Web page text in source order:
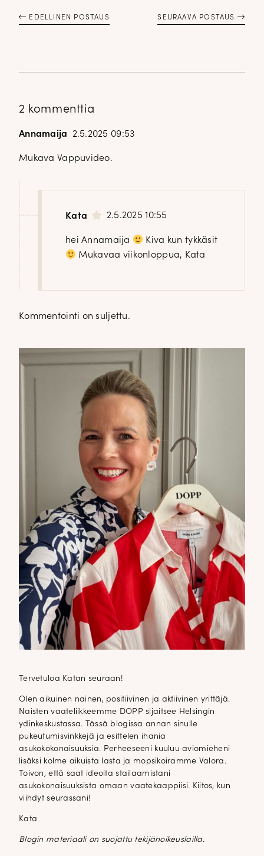
EDELLINEN POSTAUS SEURAAVA POSTAUS
2 kommenttia
Annamaija 2.5.2025 09:53
Mukava Vappuvideo.
Kata 2.5.2025 10:55
hei Annamaija
Kiva kun tykkäsit
Mukavaa viikonloppua, Kata
Kommentointi on suljettu.
Tervetuloa Katan seuraan!
Olen aikuinen nainen, positiivinen ja aktiivinen yrittäjä.
Naisten vaateliikkeemme DOPP sijaitsee Helsingin
ydinkeskustassa. Tässä blogissa annan sinulle
pukeutumisvinkkejä ja esittelen ihania
asukokokonaisuuksia. Perheeseeni kuuluu aviomieheni
lisäksi kolme aikuista lasta ja mopsikoiramme Valora.
Toivon, että saat ideoita stailaamistani
asukokonaisuuksista omaan vaatekaappiisi. Kiitos, kun
viihdyt seurassani!
Kata
Blogin materiaali on suojattu tekijänoikeuslailla.
DOPP tyylikirje!
näkökulmista pukeutumiseen — arkeen ja juhlaan. Uutiset,
uutuudet ja ajattomat ideat saapuvat suoraan sähköpostiisi!
Tilaa tyylikirje